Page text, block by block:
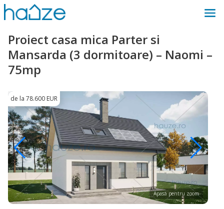
Proiect casa mica Parter si
Mansarda (3 dormitoare) – Naomi –
75mp
de la 78.600 EUR